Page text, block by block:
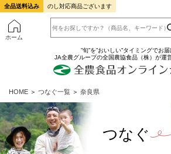
全品送料込み のし対応商品ございます
ホーム
”旬”を”おいしい”タイミングでお届
JA全農グループの全国農協食品（株）が運
HOME ＞ つなぐ一覧 ＞ 奈良県
つなぐ